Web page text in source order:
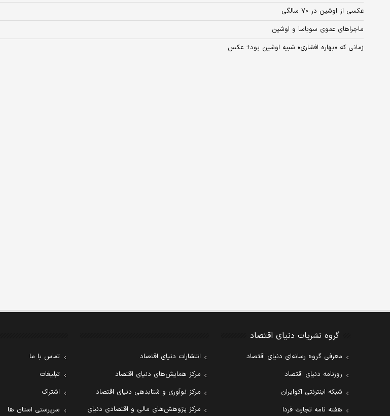
عکسی از اوشین در ۷۰ سالگی
ماجراهای عموی سوباسا و اوشین
زمانی که «بهاره افشاری» شبیه اوشین بود+ عکس
گروه نشریات دنیای اقتصاد
معرفی گروه رسانه‌ای دنیای اقتصاد
روزنامه دنیای اقتصاد
شبکه اینترنتی اکوایران
هفته نامه تجارت فردا
انتشارات دنیای اقتصاد
مرکز همایش‌های دنیای اقتصاد
مرکز نوآوری و شتابدهی دنیای اقتصاد
مرکز پژوهش‌های مالی و اقتصادی دنیای
تماس با ما
تبلیغات
اشتراک
سرپرستی استان ها